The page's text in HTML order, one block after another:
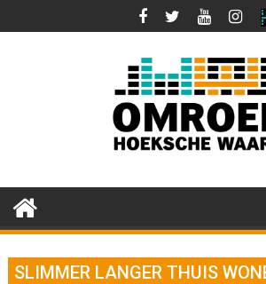
naar
SLIMMER LANGER THUIS